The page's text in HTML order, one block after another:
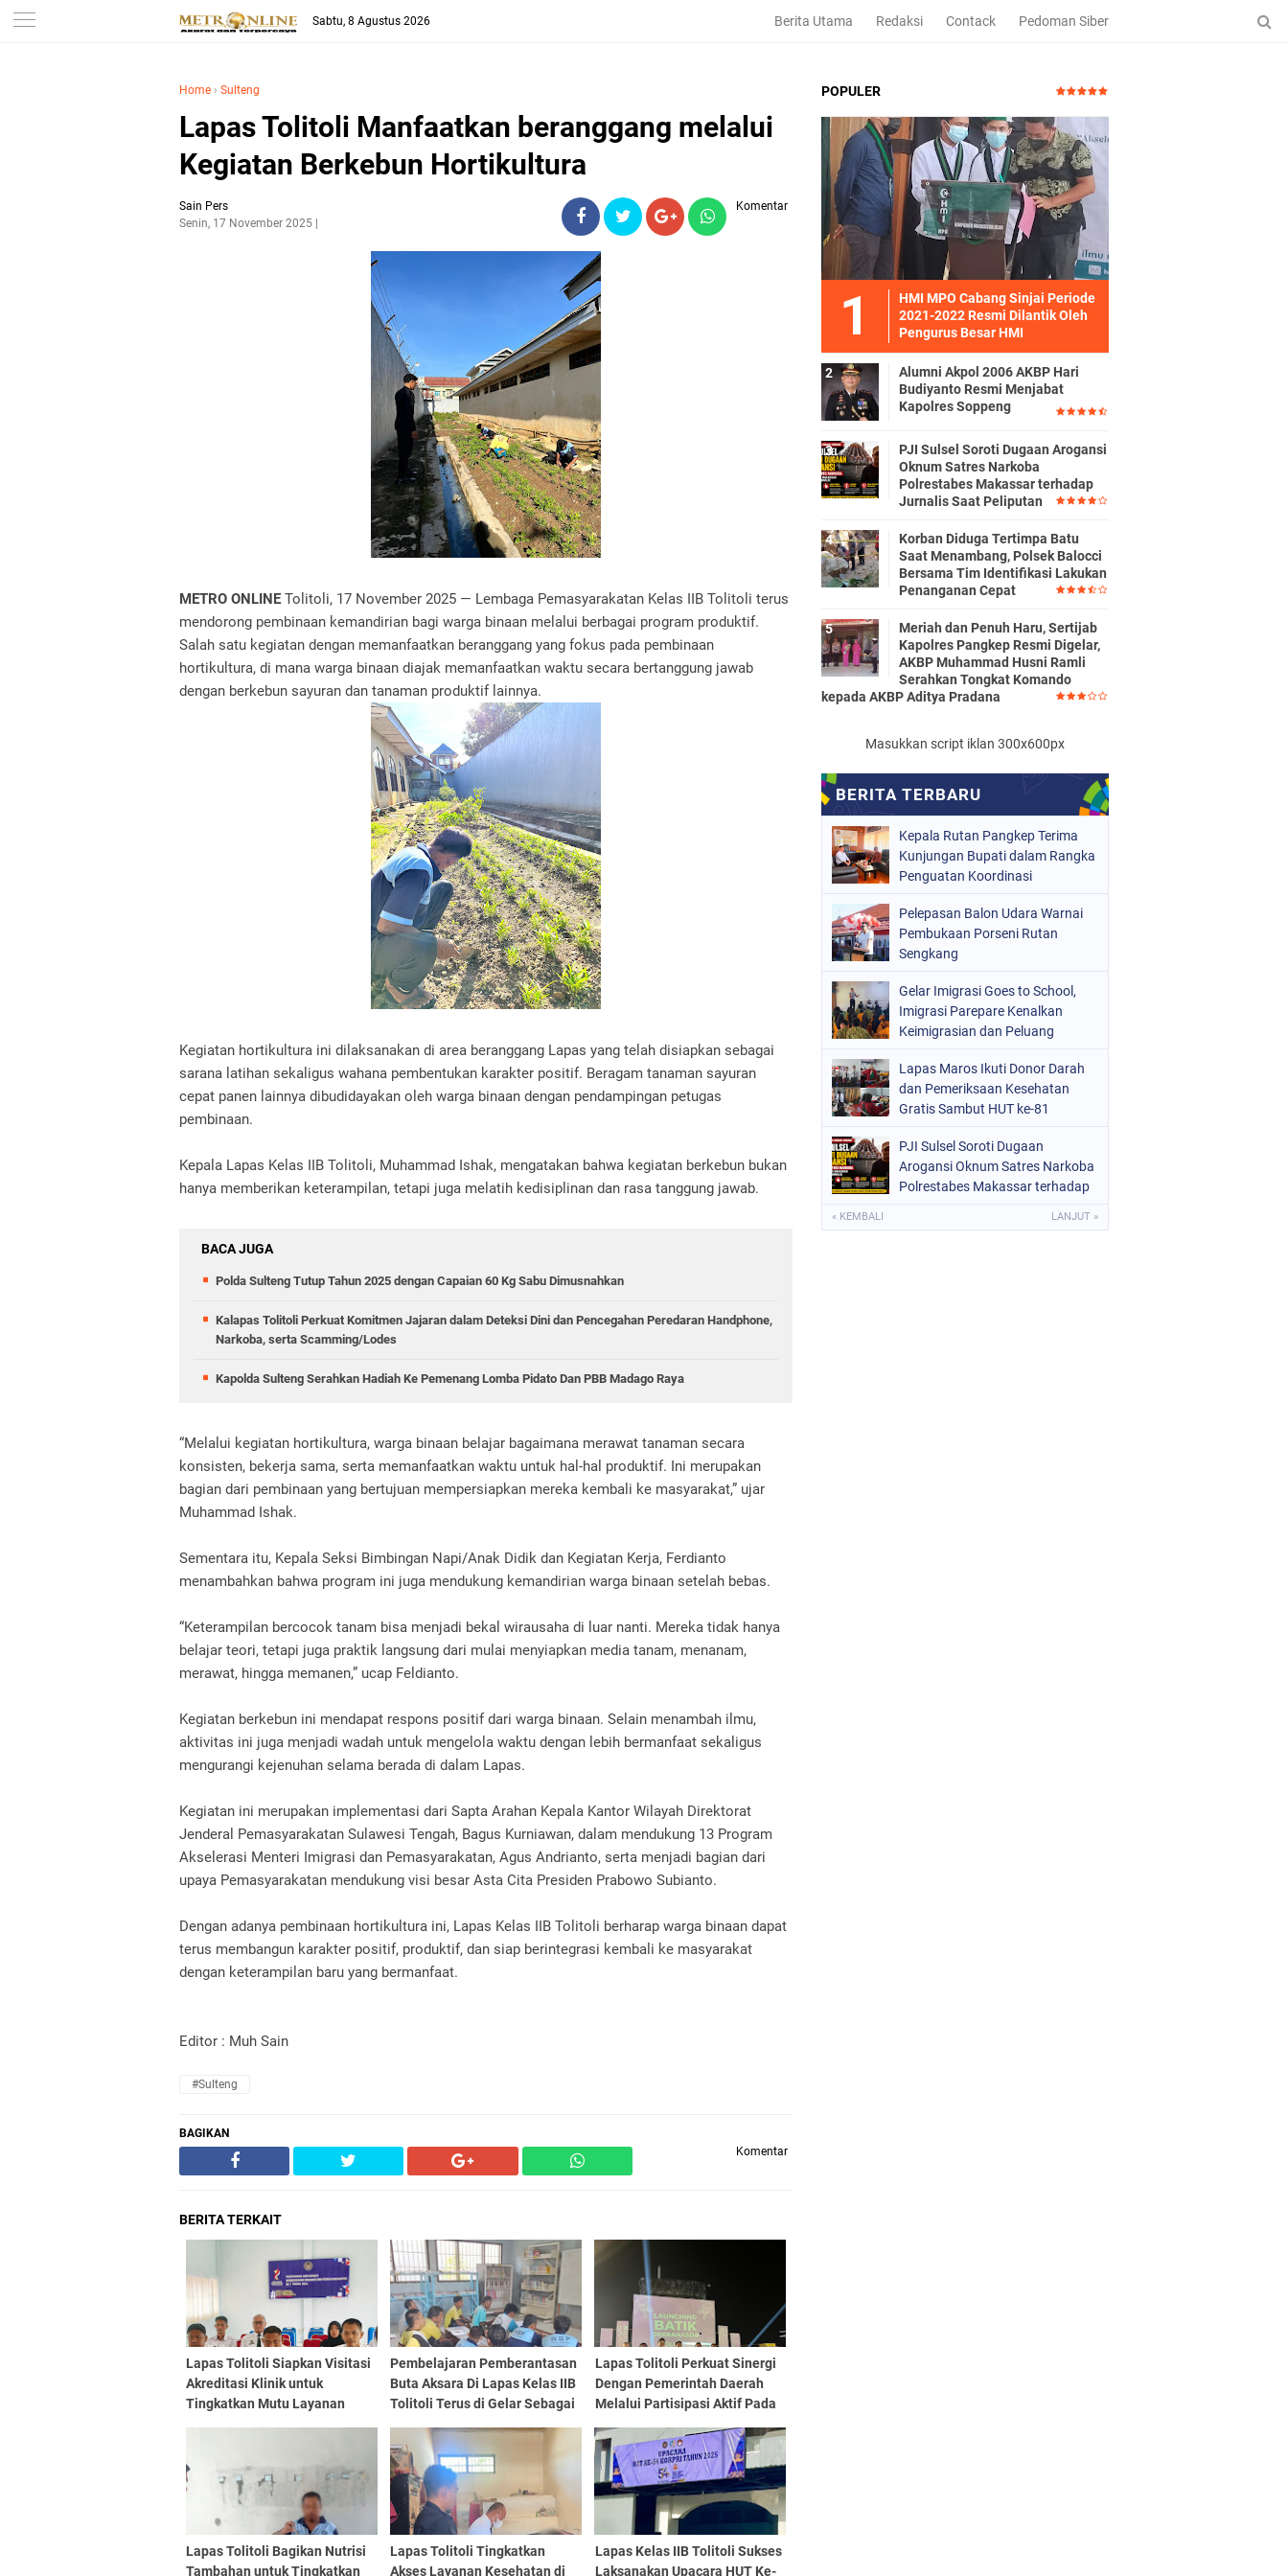
Sabtu, 8 Agustus 2026 Berita Utama Redaksi Contack Pedoman Siber
Home › Sulteng
Lapas Tolitoli Manfaatkan beranggang melalui
Kegiatan Berkebun Hortikultura
Sain Pers
Senin, 17 November 2025
Komentar
METRO ONLINE Tolitoli, 17 November 2025 — Lembaga Pemasyarakatan Kelas IIB Tolitoli terus
mendorong pembinaan kemandirian bagi warga binaan melalui berbagai program produktif.
Salah satu kegiatan dengan memanfaatkan beranggang yang fokus pada pembinaan
hortikultura, di mana warga binaan diajak memanfaatkan waktu secara bertanggung jawab
dengan berkebun sayuran dan tanaman produktif lainnya.
Kegiatan hortikultura ini dilaksanakan di area beranggang Lapas yang telah disiapkan sebagai
sarana latihan sekaligus wahana pembentukan karakter positif. Beragam tanaman sayuran
cepat panen lainnya dibudidayakan oleh warga binaan dengan pendampingan petugas
pembinaan.
Kepala Lapas Kelas IIB Tolitoli, Muhammad Ishak, mengatakan bahwa kegiatan berkebun bukan
hanya memberikan keterampilan, tetapi juga melatih kedisiplinan dan rasa tanggung jawab.
BACA JUGA
Polda Sulteng Tutup Tahun 2025 dengan Capaian 60 Kg Sabu Dimusnahkan
Kalapas Tolitoli Perkuat Komitmen Jajaran dalam Deteksi Dini dan Pencegahan Peredaran Handphone,
Narkoba, serta Scamming/Lodes
Kapolda Sulteng Serahkan Hadiah Ke Pemenang Lomba Pidato Dan PBB Madago Raya
“Melalui kegiatan hortikultura, warga binaan belajar bagaimana merawat tanaman secara
konsisten, bekerja sama, serta memanfaatkan waktu untuk hal-hal produktif. Ini merupakan
bagian dari pembinaan yang bertujuan mempersiapkan mereka kembali ke masyarakat,” ujar
Muhammad Ishak.
Sementara itu, Kepala Seksi Bimbingan Napi/Anak Didik dan Kegiatan Kerja, Ferdianto
menambahkan bahwa program ini juga mendukung kemandirian warga binaan setelah bebas.
“Keterampilan bercocok tanam bisa menjadi bekal wirausaha di luar nanti. Mereka tidak hanya
belajar teori, tetapi juga praktik langsung dari mulai menyiapkan media tanam, menanam,
merawat, hingga memanen,” ucap Feldianto.
Kegiatan berkebun ini mendapat respons positif dari warga binaan. Selain menambah ilmu,
aktivitas ini juga menjadi wadah untuk mengelola waktu dengan lebih bermanfaat sekaligus
mengurangi kejenuhan selama berada di dalam Lapas.
Kegiatan ini merupakan implementasi dari Sapta Arahan Kepala Kantor Wilayah Direktorat
Jenderal Pemasyarakatan Sulawesi Tengah, Bagus Kurniawan, dalam mendukung 13 Program
Akselerasi Menteri Imigrasi dan Pemasyarakatan, Agus Andrianto, serta menjadi bagian dari
upaya Pemasyarakatan mendukung visi besar Asta Cita Presiden Prabowo Subianto.
Dengan adanya pembinaan hortikultura ini, Lapas Kelas IIB Tolitoli berharap warga binaan dapat
terus membangun karakter positif, produktif, dan siap berintegrasi kembali ke masyarakat
dengan keterampilan baru yang bermanfaat.
Editor : Muh Sain
#Sulteng
BAGIKAN
Komentar
BERITA TERKAIT
Lapas Tolitoli Siapkan Visitasi
Akreditasi Klinik untuk
Tingkatkan Mutu Layanan
Pembelajaran Pemberantasan
Buta Aksara Di Lapas Kelas IIB
Tolitoli Terus di Gelar Sebagai
Binaan
Lapas Tolitoli Perkuat Sinergi
Dengan Pemerintah Daerah
Melalui Partisipasi Aktif Pada
Dan Lounching Batik Motif
Daerah
Lapas Tolitoli Bagikan Nutrisi
Tambahan untuk Tingkatkan
Lapas Tolitoli Tingkatkan
Akses Layanan Kesehatan di
Lapas Kelas IIB Tolitoli Sukses
Laksanakan Upacara HUT Ke-
POPULER
HMI MPO Cabang Sinjai Periode
2021-2022 Resmi Dilantik Oleh
Pengurus Besar HMI
Alumni Akpol 2006 AKBP Hari
Budiyanto Resmi Menjabat
Kapolres Soppeng
PJI Sulsel Soroti Dugaan Arogansi
Oknum Satres Narkoba
Polrestabes Makassar terhadap
Jurnalis Saat Peliputan
Korban Diduga Tertimpa Batu
Saat Menambang, Polsek Balocci
Bersama Tim Identifikasi Lakukan
Penanganan Cepat
Meriah dan Penuh Haru, Sertijab
Kapolres Pangkep Resmi Digelar,
AKBP Muhammad Husni Ramli
Serahkan Tongkat Komando
kepada AKBP Aditya Pradana
Masukkan script iklan 300x600px
Kepala Rutan Pangkep Terima
Kunjungan Bupati dalam Rangka
Penguatan Koordinasi
Pelepasan Balon Udara Warnai
Pembukaan Porseni Rutan
Sengkang
Gelar Imigrasi Goes to School,
Imigrasi Parepare Kenalkan
Keimigrasian dan Peluang
Lapas Maros Ikuti Donor Darah
dan Pemeriksaan Kesehatan
Gratis Sambut HUT ke-81
PJI Sulsel Soroti Dugaan
Arogansi Oknum Satres Narkoba
Polrestabes Makassar terhadap
« KEMBALI LANJUT »